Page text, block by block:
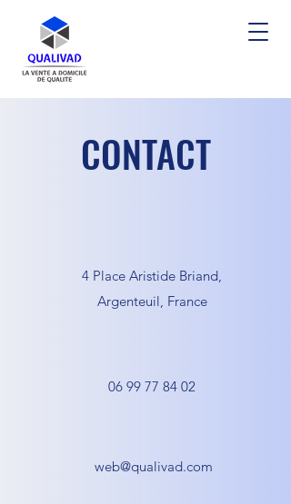
CONTACT
4 Place Aristide Briand,
Argenteuil, France
06 99 77 84 02
web@qualivad.com